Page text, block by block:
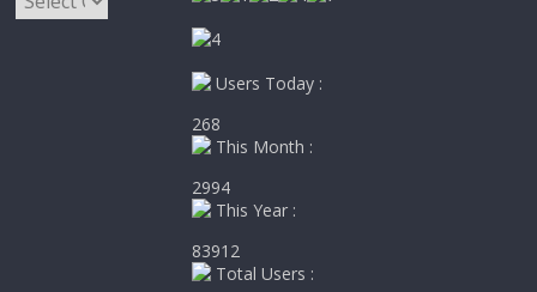
Users Today :
268
This Month :
2994
This Year :
83912
Total Users :